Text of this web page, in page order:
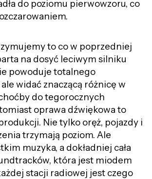
do poziomu pierwowzoru, co
to co w poprzedniej
na dosyć leciwym silniku
powoduje totalnego
widać znaczącą różnicę w
do tegorocznych
oprawa dźwiękowa to
Nie tylko oręż, pojazdy i
trzymają poziom. Ale
muzyka, a dokładniej cała
która jest miodem
stacji radiowej jest czego